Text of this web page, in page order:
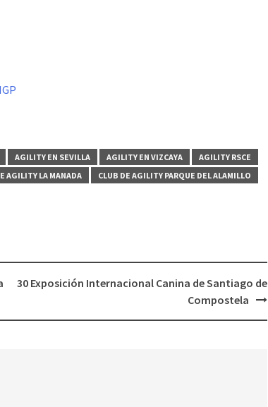
AGILITY EN SEVILLA AGILITY EN VIZCAYA
AGILITY RSCE
AGILITY LA MANADA
CLUB DE AGILITY PARQUE DEL ALAMILLO
30 Exposición Internacional Canina de Santiago de
Compostela